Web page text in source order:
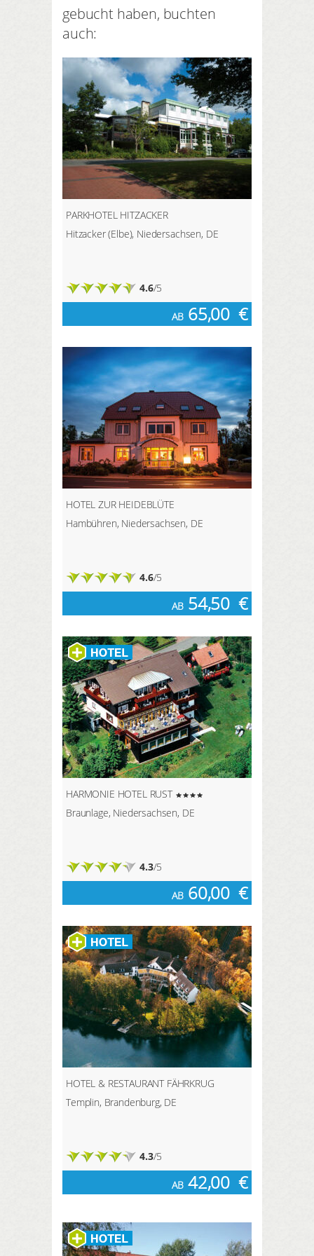
der Goetheweg, die kurze
Brockenroute und der Teufelsstieg.
ideal für Anfänger und
Fortgeschrittene.
gebucht haben, buchten
auch:
PARKHOTEL HITZACKER
Hitzacker (Elbe), Niedersachsen, DE
4.6/5
AB 65,00 €
HOTEL ZUR HEIDEBLÜTE
Hambühren, Niedersachsen, DE
4.6/5
AB 54,50 €
HARMONIE HOTEL RUST
Braunlage, Niedersachsen, DE
4.3/5
AB 60,00 €
HOTEL & RESTAURANT FÄHRKRUG
Templin, Brandenburg, DE
4.3/5
AB 42,00 €